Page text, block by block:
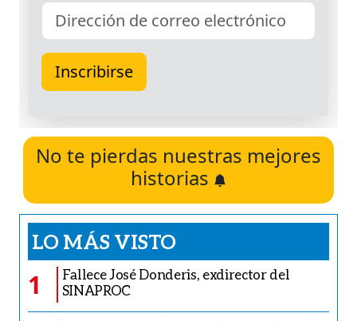
No te pierdas nuestras mejores
historias
LO MÁS VISTO
1
Fallece José Donderis, exdirector del
SINAPROC